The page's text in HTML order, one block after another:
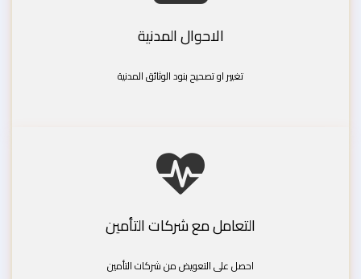
الاحوال المدنية
تغيير او تصحيح بنود الوثائق المدنية
التعامل مع شركات التأمين
احصل على التعويض من شركات التأمين